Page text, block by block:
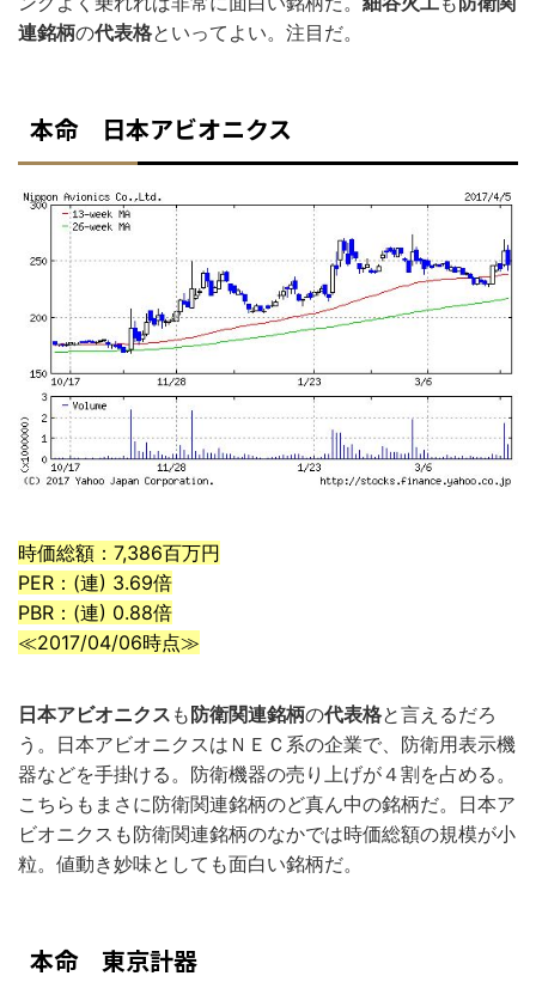
連銘柄の代表格といってよい。注目だ。
本命 日本アビオニクス
時価総額：7,386百万円
PER：(連) 3.69倍
PBR：(連) 0.88倍
≪2017/04/06時点≫
日本アビオニクス も 防衛関連銘柄の代表格と言えるだろ
う。日本アビオニクスはＮＥＣ系の企業で、防衛用表示機
器などを手掛ける。防衛機器の売り上げが４割を占める。
こちらもまさに防衛関連銘柄のど真ん中の銘柄だ。日本ア
ビオニクスも防衛関連銘柄のなかでは時価総額の規模が小
粒。値動き妙味としても面白い銘柄だ。
本命 東京計器